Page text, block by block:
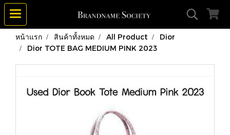
หน้าแรก สินค้าทั้งหมด All Product
Dior
Dior TOTE BAG MEDIUM PINK 2023